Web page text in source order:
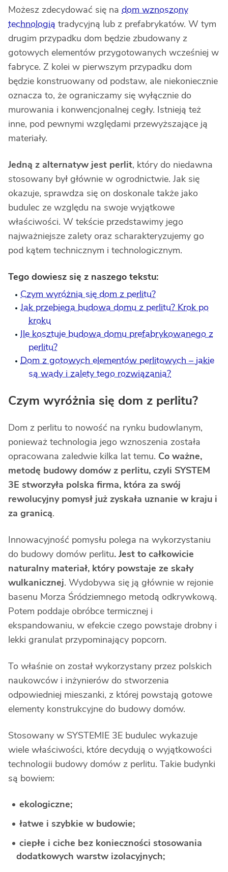
Możesz zdecydować się na dom wznoszony
technologią tradycyjną lub z prefabrykatów. W tym
drugim przypadku dom będzie zbudowany z
gotowych elementów przygotowanych wcześniej w
fabryce. Z kolei w pierwszym przypadku dom
będzie konstruowany od podstaw, ale niekoniecznie
oznacza to, że ograniczamy się wyłącznie do
murowania i konwencjonalnej cegły. Istnieją też
inne, pod pewnymi względami przewyższające ją
materiały.
Jedną z alternatyw jest perlit, który do niedawna
stosowany był głównie w ogrodnictwie. Jak się
okazuje, sprawdza się on doskonale także jako
budulec ze względu na swoje wyjątkowe
właściwości. W tekście przedstawimy jego
najważniejsze zalety oraz scharakteryzujemy go
pod kątem technicznym i technologicznym.
Tego dowiesz się z naszego tekstu:
Czym wyróżnia się dom z perlitu?
Jak przebiega budowa domu z perlitu? Krok po
kroku
Ile kosztuje budowa domu prefabrykowanego z
perlitu?
Dom z gotowych elementów perlitowych – jakie
są wady i zalety tego rozwiązania?
Czym wyróżnia się dom z perlitu?
Dom z perlitu to nowość na rynku budowlanym,
ponieważ technologia jego wznoszenia została
opracowana zaledwie kilka lat temu. Co ważne,
metodę budowy domów z perlitu, czyli SYSTEM
3E stworzyła polska firma, która za swój
rewolucyjny pomysł już zyskała uznanie w kraju i
za granicą.
Innowacyjność pomysłu polega na wykorzystaniu
do budowy domów perlitu. Jest to całkowicie
naturalny materiał, który powstaje ze skały
wulkanicznej. Wydobywa się ją głównie w rejonie
basenu Morza Śródziemnego metodą odkrywkową.
Potem poddaje obróbce termicznej i
ekspandowaniu, w efekcie czego powstaje drobny i
lekki granulat przypominający popcorn.
To właśnie on został wykorzystany przez polskich
naukowców i inżynierów do stworzenia
odpowiedniej mieszanki, z której powstają gotowe
elementy konstrukcyjne do budowy domów.
Stosowany w SYSTEMIE 3E budulec wykazuje
wiele właściwości, które decydują o wyjątkowości
technologii budowy domów z perlitu. Takie budynki
są bowiem:
ekologiczne;
łatwe i szybkie w budowie;
ciepłe i ciche bez konieczności stosowania
dodatkowych warstw izolacyjnych;